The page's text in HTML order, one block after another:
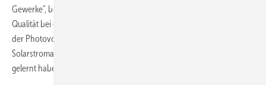
Gewerke“, betont er. „Das kundenorientierte Arbeiten und die hohe
Qualität bei der Ausführung hilft zudem beim Ausbau des Hochlaufs
der Photovoltaik und sorgt dafür, dass die Installation von
Solarstromanlagen von Fachleuten umgesetzt wird, die ihr Gewerk
gelernt haben“, macht Ulrich Marx deutlich. (su)